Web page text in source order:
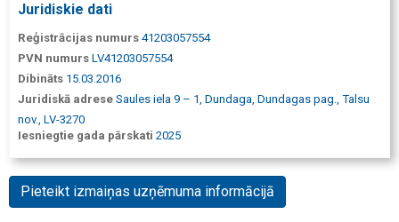
Juridiskie dati
Reģistrācijas numurs 41203057554
PVN numurs LV41203057554
Dibināts 15.03.2016
Juridiskā adrese Saules iela 9 – 1, Dundaga, Dundagas pag., Talsu
nov., LV-3270
Iesniegtie gada pārskati 2025
Pieteikt izmaiņas uzņēmuma informācijā